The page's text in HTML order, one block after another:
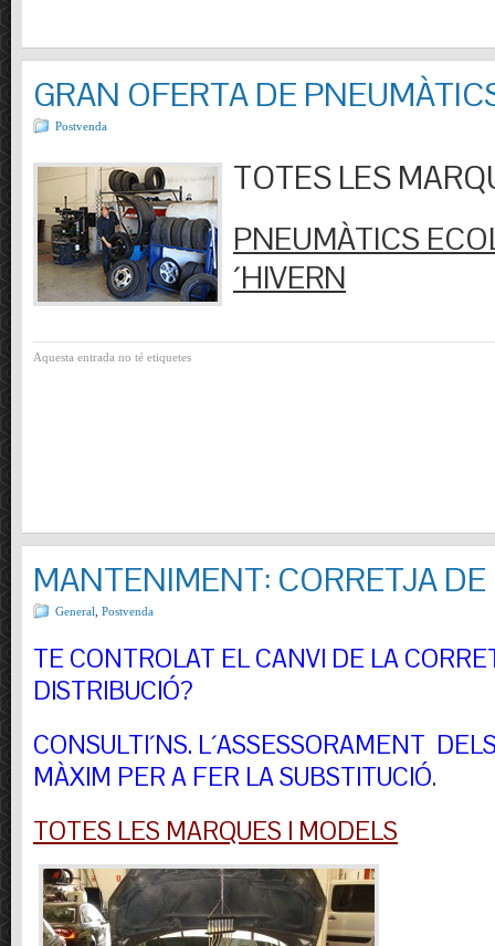
GRAN OFERTA DE
Postvenda
TOTES LES
PNEUMÀTICS
´HIVERN
Aquesta entrada no té etiquetes
MANTENIMENT: CORRETJA
General Postvenda
TE CONTROLAT EL CANVI DE LA
DISTRIBUCIÓ?
CONSULTI´NS. L´ASSESSORAMENT
MÀXIM PER A FER LA SUBSTITUCIÓ.
TOTES LES MARQUES I MODELS